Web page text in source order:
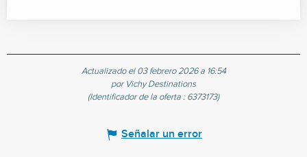
Actualizado el 03 febrero 2026 a 16:54
por Vichy Destinations
(Identificador de la oferta : 6373173)
Señalar un error